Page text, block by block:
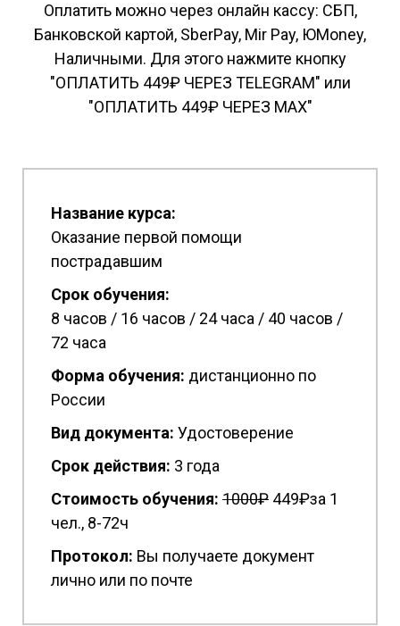
Оплатить можно через онлайн кассу: СБП,
Банковской картой, SberPay, Mir Pay, ЮMoney,
Наличными. Для этого нажмите кнопку
"ОПЛАТИТЬ 449₽ ЧЕРЕЗ TELEGRAM" или
"ОПЛАТИТЬ 449₽ ЧЕРЕЗ MAX"
Название курса:
Оказание первой помощи
пострадавшим
Срок обучения:
8 часов / 16 часов / 24 часа / 40 часов /
72 часа
Форма обучения: дистанционно по
России
Вид документа: Удостоверение
Срок действия: 3 года
Стоимость обучения: 1000₽ 449₽за 1
чел., 8-72ч
Протокол: Вы получаете документ
лично или по почте